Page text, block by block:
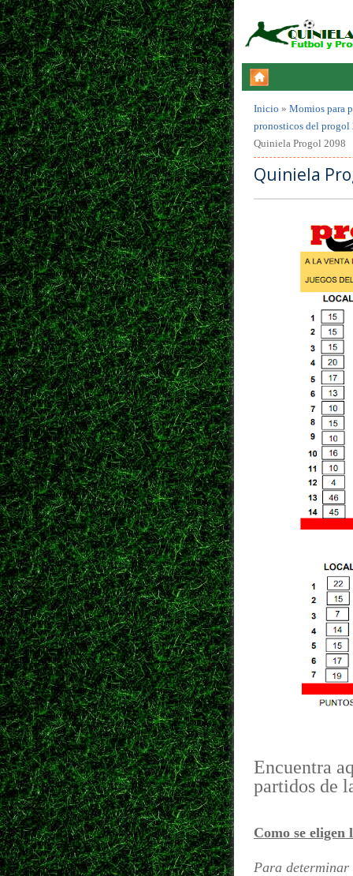
Inicio » Momios para
pronosticos del progol
Quiniela Progol 2098
Quiniela
Encuentra
partidos de
Como se eligen
Para determinar